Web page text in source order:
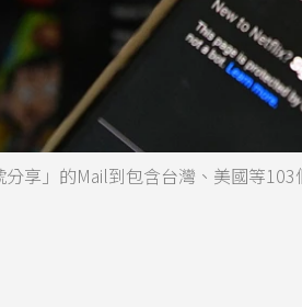
享」的Mail到包含台灣、美國等